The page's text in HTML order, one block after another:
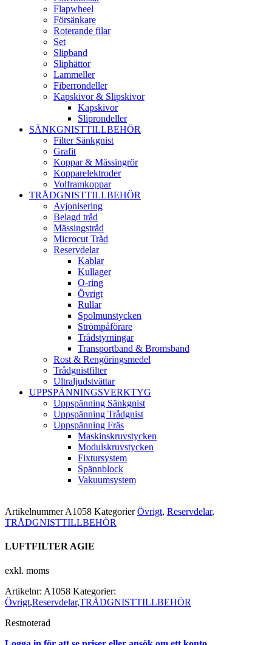
Flapwheel
Försänkare
Roterande filar
Set
Slipband
Sliphättor
Lammeller
Fiberrondeller
Kapskivor & Slipskivor
Kapskivor
Sliprondeller
SÄNKGNISTTILLBEHÖR
Filter Sänkgnist
Grafit
Koppar & Mässingrör
Kopparelektroder
Volframkoppar
TRÅDGNISTTILLBEHÖR
Avjonisering
Belagd tråd
Mässingstråd
Microcut Tråd
Reservdelar
Kablar
Kullager
O-ring
Övrigt
Rullar
Spolmunstycken
Strömpåförare
Trådstyrningar
Transportband & Bromsband
Rost & Rengöringsmedel
Trådgnistfilter
Ultraljudstvättar
UPPSPÄNNINGSVERKTYG
Uppspänning Sänkgnist
Uppspänning Trådgnist
Uppspänning Fräs
Maskinskruvstycken
Modulskruvstycken
Fixtursystem
Spännblock
Vakuumsystem
ArtikelnummerA1058 Kategorier Övrigt, Reservdelar,
TRÅDGNISTTILLBEHÖR
LUFTFILTER AGIE
exkl. moms
Artikelnr: A1058 Kategorier:
Övrigt,Reservdelar,TRÅDGNISTTILLBEHÖR
Restnoterad